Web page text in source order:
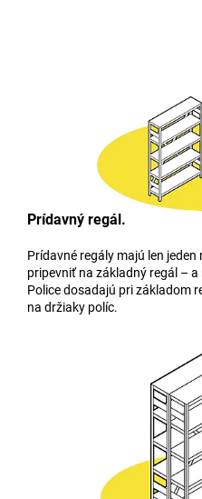
Prídavný regál.
Prídavné regály majú len
pripevniť na základný regál –
Police dosadajú pri základom
na držiaky políc.